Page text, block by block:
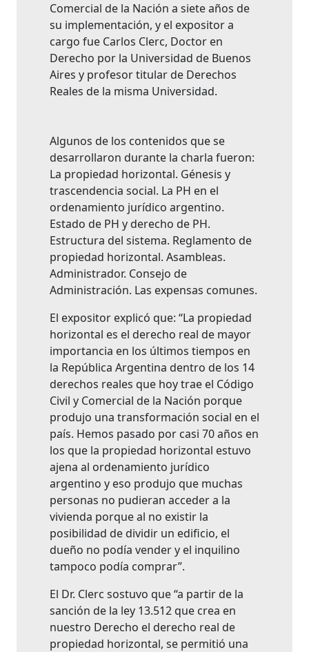
Comercial de la Nación a siete años de
su implementación, y el expositor a
cargo fue Carlos Clerc, Doctor en
Derecho por la Universidad de Buenos
Aires y profesor titular de Derechos
Reales de la misma Universidad.
Algunos de los contenidos que se
desarrollaron durante la charla fueron:
La propiedad horizontal. Génesis y
trascendencia social. La PH en el
ordenamiento jurídico argentino.
Estado de PH y derecho de PH.
Estructura del sistema. Reglamento de
propiedad horizontal. Asambleas.
Administrador. Consejo de
Administración. Las expensas comunes.
El expositor explicó que: “La propiedad
horizontal es el derecho real de mayor
importancia en los últimos tiempos en
la República Argentina dentro de los 14
derechos reales que hoy trae el Código
Civil y Comercial de la Nación porque
produjo una transformación social en el
país. Hemos pasado por casi 70 años en
los que la propiedad horizontal estuvo
ajena al ordenamiento jurídico
argentino y eso produjo que muchas
personas no pudieran acceder a la
vivienda porque al no existir la
posibilidad de dividir un edificio, el
dueño no podía vender y el inquilino
tampoco podía comprar”.
El Dr. Clerc sostuvo que “a partir de la
sanción de la ley 13.512 que crea en
nuestro Derecho el derecho real de
propiedad horizontal, se permitió una